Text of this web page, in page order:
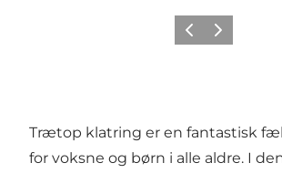
ForrigeNæste
Trætop klatring er en fantastisk
for voksne og børn i alle aldre. I